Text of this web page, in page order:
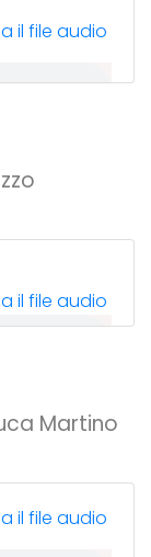
il file audio
il file audio
Martino
il file audio